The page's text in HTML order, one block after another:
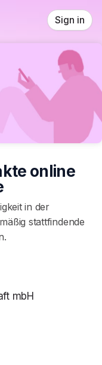
Sign in
online
in der
stattfindende
mbH